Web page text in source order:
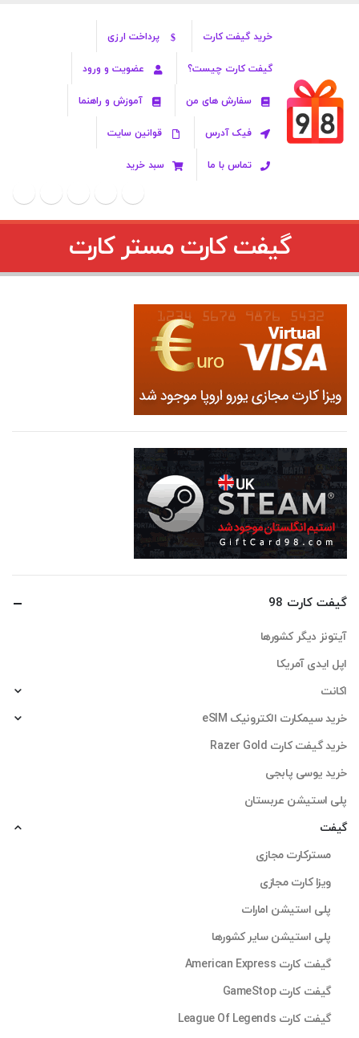
خرید گیفت کارت پرداخت ارزی
گیفت کارت چیست؟ عضویت و ورود
سفارش های من آموزش و راهنما
فیک آدرس قوانین سایت
تماس با ما سبد خرید
گیفت کارت مستر کارت
گیفت کارت 98
آیتونز دیگر کشورها
اپل ایدی آمریکا
اکانت
خرید سیمکارت الکترونیک eSIM
خرید گیفت کارت Razer Gold
خرید یوسی پابجی
پلی استیشن عربستان
گیفت
مسترکارت مجازی
ویزا کارت مجازی
پلی استیشن امارات
پلی استیشن سایر کشورها
گیفت کارت American Express
گیفت کارت GameStop
گیفت کارت League Of Legends